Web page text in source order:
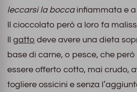
leccarsi la boccainfiammata e a
Il cioccolato però a loro fa
Il gatto deve avere una dieta
base di carne, o pesce, che
essere offerto cotto, mai crudo,
togliere ossicini e senza